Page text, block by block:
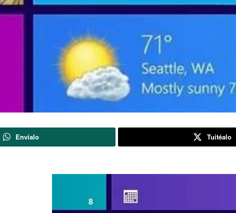
Envíalo Tuitéalo